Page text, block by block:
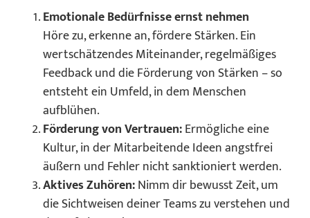
Emotionale Bedürfnisse ernst nehmen
Höre zu, erkenne an, fördere Stärken. Ein
wertschätzendes Miteinander, regelmäßiges
Feedback und die Förderung von Stärken – so
entsteht ein Umfeld, in dem Menschen
aufblühen.
Förderung von Vertrauen:Ermögliche eine
Kultur, in der Mitarbeitende Ideen angstfrei
äußern und Fehler nicht sanktioniert werden.
Aktives Zuhören:Nimm dir bewusst Zeit, um
die Sichtweisen deiner Teams zu verstehen und